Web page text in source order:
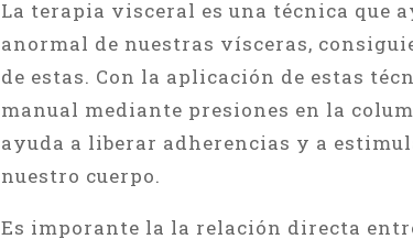
La terapia visceral es una técnica que
anormal de nuestras vísceras,
de estas. Con la aplicación de estas
manual mediante presiones en la
ayuda a liberar adherencias y a
nuestro cuerpo.
Es imporante la la relación directa